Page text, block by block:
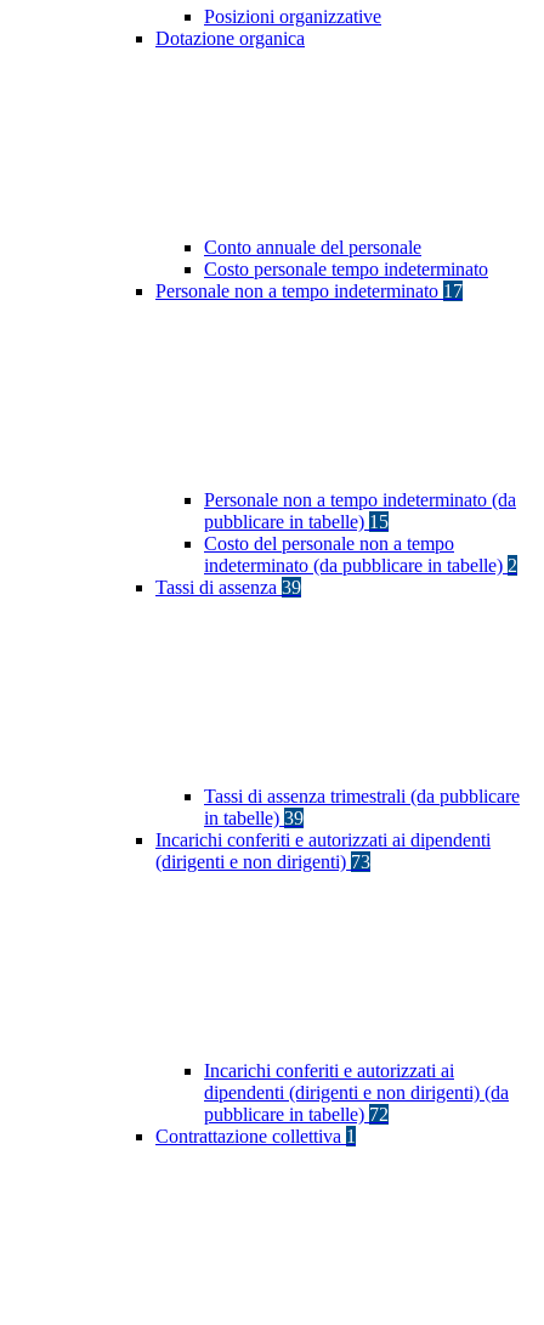
Posizioni organizzative
Dotazione organica
Conto annuale del personale
Costo personale tempo indeterminato
Personale non a tempo indeterminato 17
Personale non a tempo indeterminato (da
pubblicare in tabelle) 15
Costo del personale non a tempo
indeterminato (da pubblicare in tabelle) 2
Tassi di assenza 39
Tassi di assenza trimestrali (da pubblicare
in tabelle) 39
Incarichi conferiti e autorizzati ai dipendenti
(dirigenti e non dirigenti) 73
Incarichi conferiti e autorizzati ai
dipendenti (dirigenti e non dirigenti) (da
pubblicare in tabelle) 72
Contrattazione collettiva 1